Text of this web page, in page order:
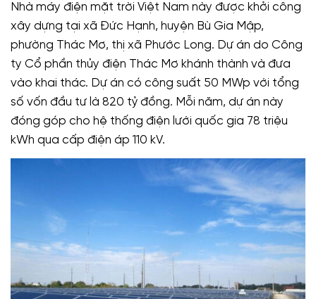
Nhà máy điện mặt trời Việt Nam này được khởi công
xây dựng tại xã Đức Hạnh, huyện Bù Gia Mập,
phường Thác Mơ, thị xã Phước Long. Dự án do Công
ty Cổ phần thủy điện Thác Mơ khánh thành và đưa
vào khai thác. Dự án có công suất 50 MWp với tổng
số vốn đầu tư là 820 tỷ đồng. Mỗi năm, dự án này
đóng góp cho hệ thống điện lưới quốc gia 78 triệu
kWh qua cấp điện áp 110 kV.